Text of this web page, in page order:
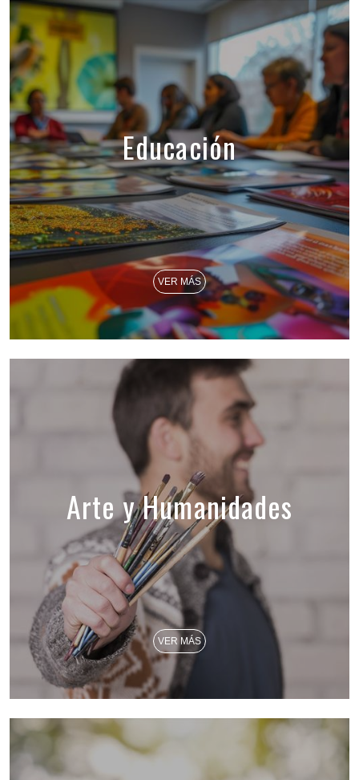
Educación
VER MÁS
Arte y Humanidades
VER MÁS